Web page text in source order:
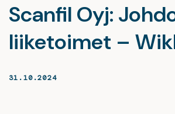
Scanfil Oyj:
liiketoimet –
31.10.2024